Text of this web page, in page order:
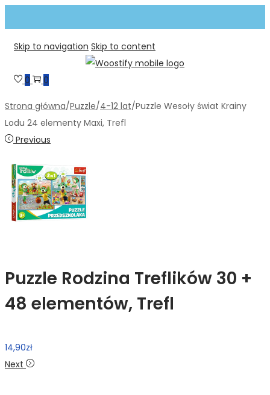
Skip to navigation Skip to content
0 0
Strona główna/Puzzle/4-12 lat/Puzzle Wesoły świat Krainy
Lodu 24 elementy Maxi, Trefl
Previous
Puzzle Rodzina Treflików 30 +
48 elementów, Trefl
14,90zł
Next